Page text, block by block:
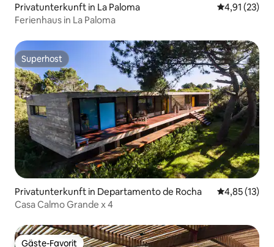
Privatunterkunft in La Paloma
4,91 (23)
Ferienhaus in La Paloma
Superhost
Superhost
Privatunterkunft in Departamento de Rocha
4,85 (13)
Casa Calmo Grande x 4
Gäste-Favorit